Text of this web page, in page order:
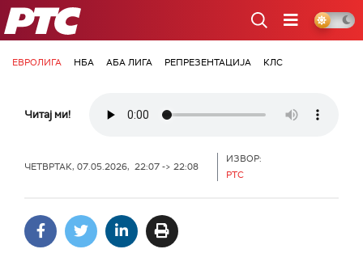
РТС
ЕВРОЛИГА НБА АБА ЛИГА РЕПРЕЗЕНТАЦИЈА КЛС
Читај ми!
ЧЕТВРТАК, 07.05.2026, 22:07 -> 22:08
ИЗВОР:
РТС